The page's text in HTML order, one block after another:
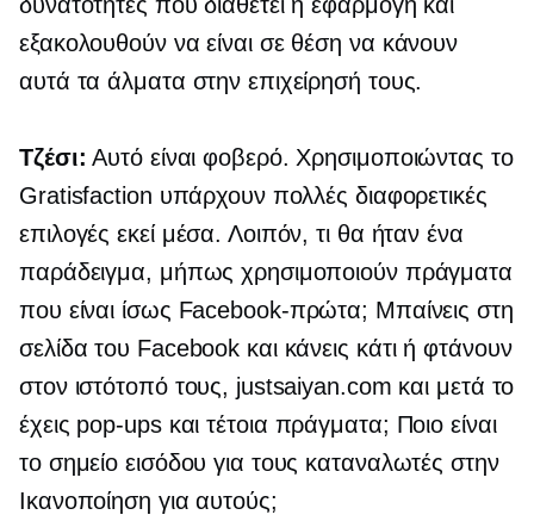
εξακολουθούν να είναι σε θέση να κάνουν
αυτά τα άλματα στην επιχείρησή τους.
Τζέσι: Αυτό είναι φοβερό. Χρησιμοποιώντας το
Gratisfaction υπάρχουν πολλές διαφορετικές
επιλογές εκεί μέσα. Λοιπόν, τι θα ήταν ένα
παράδειγμα, μήπως χρησιμοποιούν πράγματα
που είναι ίσως Facebook-πρώτα; Μπαίνεις στη
σελίδα του Facebook και κάνεις κάτι ή φτάνουν
στον ιστότοπό τους, justsaiyan.com και μετά το
έχεις pop-upsκαι τέτοια πράγματα; Ποιο είναι
το σημείο εισόδου για τους καταναλωτές στην
Ικανοποίηση για αυτούς;